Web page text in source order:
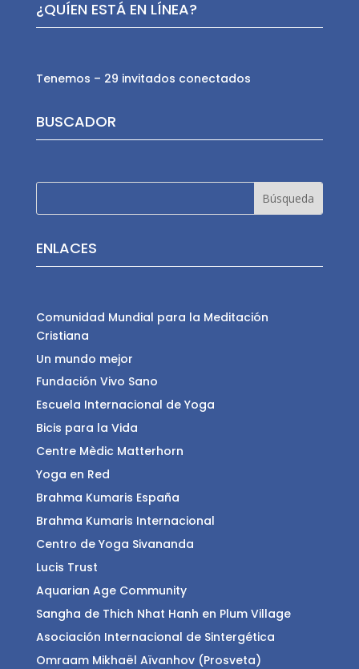
¿QUÍEN ESTÁ EN LÍNEA?
Tenemos – 29 invitados conectados
BUSCADOR
ENLACES
Comunidad Mundial para la Meditación
Cristiana
Un mundo mejor
Fundación Vivo Sano
Escuela Internacional de Yoga
Bicis para la Vida
Centre Mèdic Matterhorn
Yoga en Red
Brahma Kumaris España
Brahma Kumaris Internacional
Centro de Yoga Sivananda
Lucis Trust
Aquarian Age Community
Sangha de Thich Nhat Hanh en Plum Village
Asociación Internacional de Sintergética
Omraam Mikhaël Aïvanhov (Prosveta)